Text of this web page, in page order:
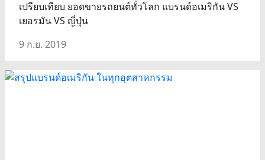
เปรียบเทียบ ยอดขายรถยนต์ทั่วโลก แบรนด์อเมริกัน VS
เยอรมัน VS ญี่ปุ่น
9 ก.ย. 2019